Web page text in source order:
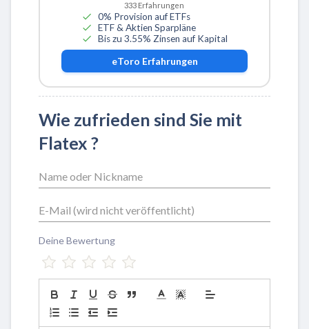
333 Erfahrungen
0% Provision auf ETFs
ETF & Aktien Sparpläne
Bis zu 3.55% Zinsen auf Kapital
eToro Erfahrungen
Wie zufrieden sind Sie mit
Flatex ?
Deine Bewertung